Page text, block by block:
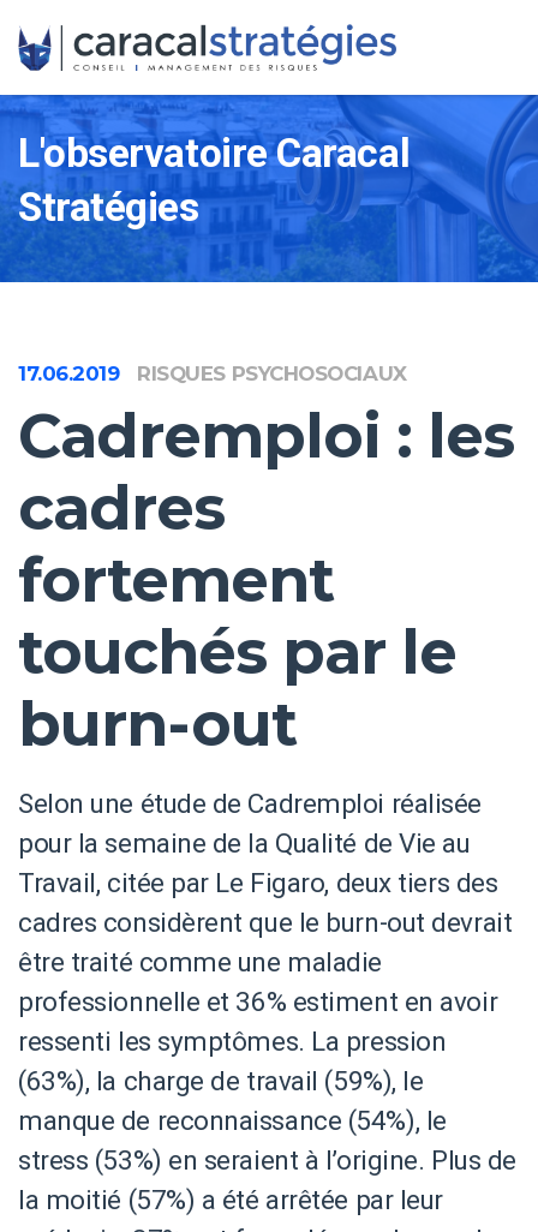
L'observatoire Caracal
Stratégies
17.06.2019 RISQUES PSYCHOSOCIAUX
Cadremploi : les
cadres
fortement
touchés par le
burn-out
Selon une étude de Cadremploi réalisée
pour la semaine de la Qualité de Vie au
Travail, citée par Le Figaro, deux tiers des
cadres considèrent que le burn-out devrait
être traité comme une maladie
professionnelle et 36% estiment en avoir
ressenti les symptômes. La pression
(63%), la charge de travail (59%), le
manque de reconnaissance (54%), le
stress (53%) en seraient à l’origine. Plus de
la moitié (57%) a été arrêtée par leur